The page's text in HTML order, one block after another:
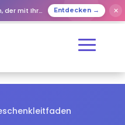
Lieben spielt Entdecken → ✕